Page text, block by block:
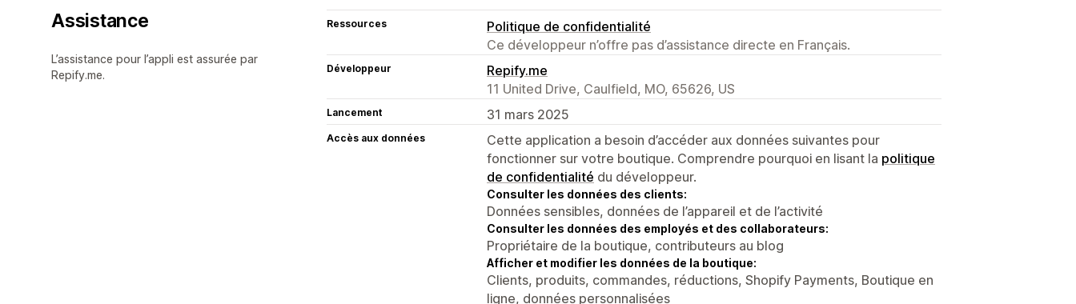
Assistance
L’assistance pour l’appli est assurée par
Repify.me.
Ressources
Politique de confidentialité
Ce développeur n’offre pas d’assistance directe en Français.
Développeur
Repify.me
11 United Drive, Caulfield, MO, 65626, US
Lancement 31 mars 2025
Accès aux données
Cette application a besoin d’accéder aux données suivantes pour
fonctionner sur votre boutique. Comprendre pourquoi en lisant la politique
de confidentialité du développeur.
Consulter les données des clients:
Données sensibles, données de l’appareil et de l’activité
Consulter les données des employés et des collaborateurs:
Propriétaire de la boutique, contributeurs au blog
Afficher et modifier les données de la boutique:
Clients, produits, commandes, réductions, Shopify Payments, Boutique en
ligne, données personnalisées